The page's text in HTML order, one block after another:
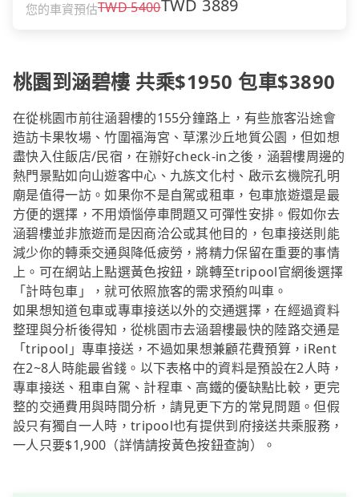
您的車資預估TWD5400TWD 3889
桃園到涵碧樓 共乘$1950 包車$3890
在從桃園市前往涵碧樓的155分鐘路上，有些旅客沿途會
造訪卡果牧場、竹圍福海宮、草漯沙丘地質公園，但如想
盡快入住飯店/民宿，在辦好check-in之後，涵碧樓周邊的
熱門景點如向山遊客中心、九族文化村、啟示玄機院孔明
廟是值得一訪。如果你不是自駕或租車，包車旅遊還是最
方便的選擇，不用煩惱停車問題又可彈性安排。假如你去
涵碧樓並非旅遊而是因商洽公或其他目的，包車接送則能
減少你的轉乘交通與降低疲勞，將精力保留在重要的事情
上。可在網站上點選黃色按鈕，跳轉至tripool官網後選擇
「計時包車」，就可依照旅客的需求預約叫車。
如果想知道包車或專車接送以外的交通選擇，在經過資料
整理與分析後得知，從桃園市去涵碧樓最快的陸路交通是
「tripool」專車接送，不過如果想兼顧花費預算，iRent
在2~8人時能最省錢。以下表格中的資料是預設在2人時，
專車接送、租車自駕、計程車、高鐵的優缺點比較，更完
整的交通費用與時間分析，請見更下方的常見問題。但假
設只有獨自一人時，tripool也有提供到府接送共乘服務，
一人只要$1,900（詳情請按黃色按鈕查詢）。